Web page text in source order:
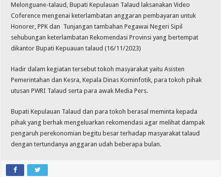
Melonguane-talaud, Bupati Kepulauan Talaud laksanakan Video
Coference mengenai keterlambatan anggaran pembayaran untuk
Honorer, PPK dan Tunjangan tambahan Pegawai Negeri Sipil
sehubungan keterlambatan Rekomendasi Provinsi yang bertempat
dikantor Bupati Kepuauan talaud (16/11/2023)
Hadir dalam kegiatan tersebut tokoh masyarakat yaitu Asisten
Pemerintahan dan Kesra, Kepala Dinas Kominfotik, para tokoh pihak
utusan PWRI Talaud serta para awak Media Pers.
Bupati Kepulauan Talaud dan para tokoh berasal meminta kepada
pihak yang berhak mengeluarkan rekomendasi agar melihat dampak
pengaruh perekonomian begitu besar terhadap masyarakat talaud
dengan tertundanya anggaran udah beberapa bulan.